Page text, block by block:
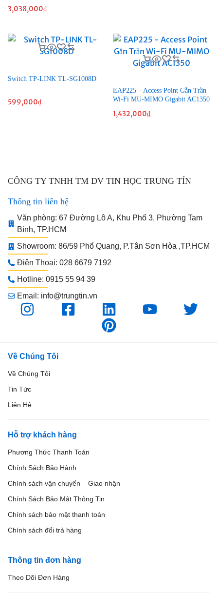
3,038,000₫
Switch TP-LINK TL-SG1008D
599,000₫
EAP225 – Access Point Gắn Trần
Wi-Fi MU-MIMO Gigabit AC1350
1,432,000₫
CÔNG TY TNHH TM DV TIN HỌC TRUNG TÍN
Thông tin liên hệ
Văn phòng: 67 Đường Lô A, Khu Phố 3, Phường Tam
Bình, TP.HCM
Showroom: 86/59 Phổ Quang, P.Tân Sơn Hòa ,TP.HCM
Điện Thoại: 028 6679 7192
Hotline: 0915 55 94 39
Email: info@trungtin.vn
Về Chúng Tôi
Về Chúng Tôi
Tin Tức
Liên Hệ
Hỗ trợ khách hàng
Phương Thức Thanh Toán
Chính Sách Bảo Hành
Chính sách vận chuyển – Giao nhận
Chính Sách Bảo Mật Thông Tin
Chính sách bảo mật thanh toán
Chính sách đổi trả hàng
Thông tin đơn hàng
Theo Dõi Đơn Hàng